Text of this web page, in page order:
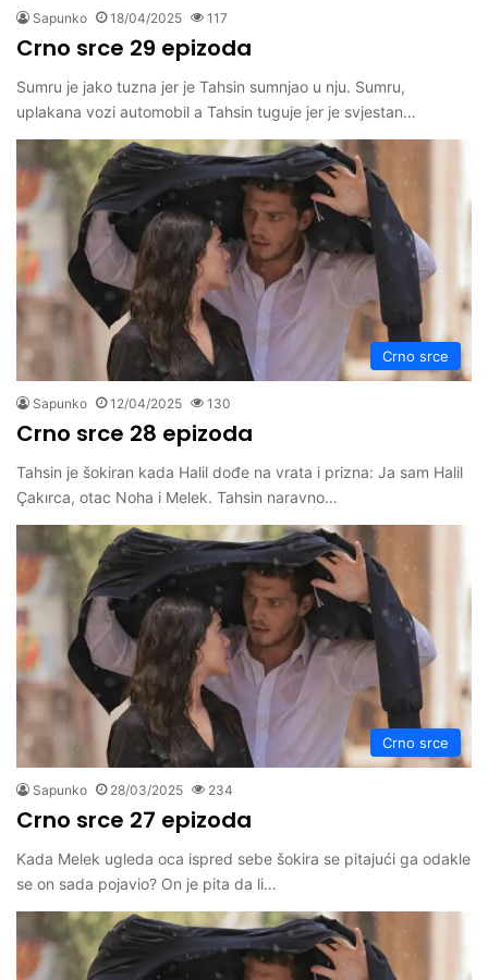
Sapunko 18/04/2025 117
Crno srce 29 epizoda
Sumru je jako tuzna jer je Tahsin sumnjao u nju. Sumru,
uplakana vozi automobil a Tahsin tuguje jer je svjestan…
Crno srce
Sapunko 12/04/2025 130
Crno srce 28 epizoda
Tahsin je šokiran kada Halil dođe na vrata i prizna: Ja sam Halil
Çakırca, otac Noha i Melek. Tahsin naravno…
Crno srce
Sapunko 28/03/2025 234
Crno srce 27 epizoda
Kada Melek ugleda oca ispred sebe šokira se pitajući ga odakle
se on sada pojavio? On je pita da li…